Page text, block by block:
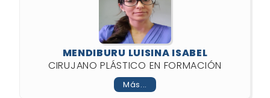
MENDIBURU LUISINA ISABEL
CIRUJANO PLÁSTICO EN FORMACIÓN
Más...